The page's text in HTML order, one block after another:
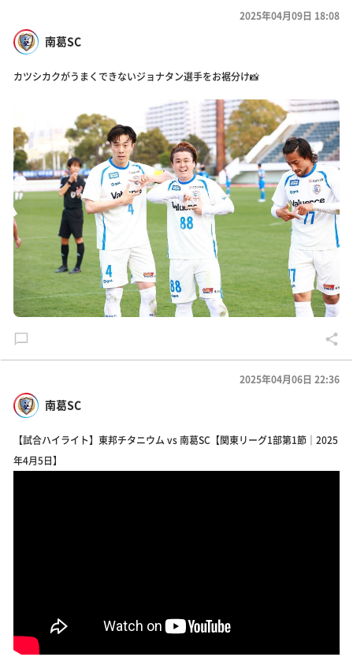
南葛SC
2025年04月09日 18:08
カツシカクがうまくできないジョナタン選手をお裾分け📸
南葛SC
2025年04月06日 22:36
【試合ハイライト】東邦チタニウム vs 南葛SC【関東リーグ1部第1節｜2025
年4月5日】